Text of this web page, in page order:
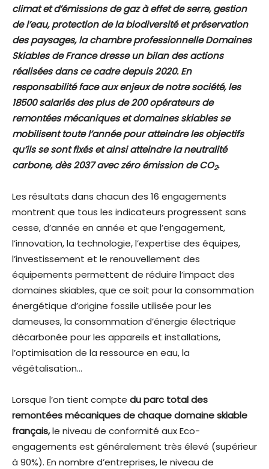
climat et d’émissions de gaz à effet de serre, gestion
de l’eau, protection de la biodiversité et préservation
des paysages, la chambre professionnelle Domaines
Skiables de France dresse un bilan des actions
réalisées dans ce cadre depuis 2020. En
responsabilité face aux enjeux de notre société, les
18500 salariés des plus de 200 opérateurs de
remontées mécaniques et domaines skiables se
mobilisent toute l’année pour atteindre les objectifs
qu’ils se sont fixés et ainsi atteindre la neutralité
carbone, dès 2037 avec zéro émission de CO2.
Les résultats dans chacun des 16 engagements
montrent que tous les indicateurs progressent sans
cesse, d’année en année et que l’engagement,
l’innovation, la technologie, l’expertise des équipes,
l’investissement et le renouvellement des
équipements permettent de réduire l’impact des
domaines skiables, que ce soit pour la consommation
énergétique d’origine fossile utilisée pour les
dameuses, la consommation d’énergie électrique
décarbonée pour les appareils et installations,
l’optimisation de la ressource en eau, la
végétalisation…
Lorsque l’on tient compte duparc total des
remontées mécaniques de chaque domaine skiable
français,le niveau de conformité aux Eco-
engagements est généralement très élevé (supérieur
à 90%). En nombre d’entreprises, le niveau de